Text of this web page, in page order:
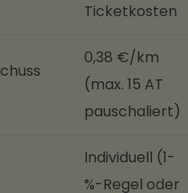
Ticketkosten
0,38 €/km
(max. 15 AT
pauschaliert)
Individuell (1-
%-Regel oder